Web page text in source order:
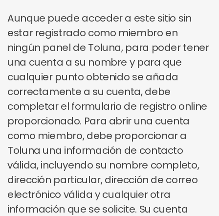
Aunque puede acceder a este sitio sin
estar registrado como miembro en
ningún panel de Toluna, para poder tener
una cuenta a su nombre y para que
cualquier punto obtenido se añada
correctamente a su cuenta, debe
completar el formulario de registro online
proporcionado. Para abrir una cuenta
como miembro, debe proporcionar a
Toluna una información de contacto
válida, incluyendo su nombre completo,
dirección particular, dirección de correo
electrónico válida y cualquier otra
información que se solicite. Su cuenta